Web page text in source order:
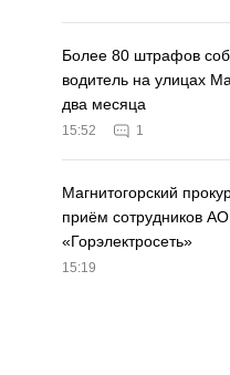
Более 80 штрафов
водитель на улицах
два месяца
15:52 1
Магнитогорский
приём сотрудников АО
«Горэлектросеть»
15:19